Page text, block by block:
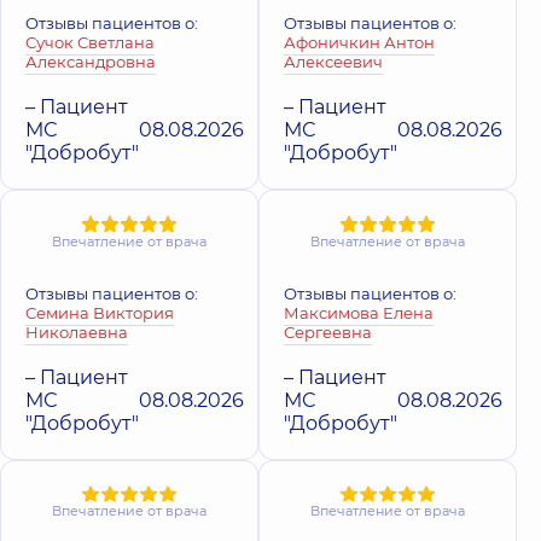
Диденко
Андрей
Григорьевич
Хирург детский;
Ортопед-
травматолог
детский; Хирург,
проктолог,31 лет
опыта
Заремба
Ростиславович
Хирург детский,
лет опыта
Калашников
Ортопед-
травматолог,
Калина Роман
Анатольевич
опыта
Котляров
Алексей
опыта
Отзывы пациентов о:
Сучок Светлана
Александровна
– Пациент
МС
"Добробут"
08.08.2026
Отзывы пациентов о:
Афоничкин Антон
Алексеевич
– Пациент
МС
"Добробут"
08.08.2026
Впечатление от врача
Отзывы пациентов о:
Семина Виктория
Николаевна
– Пациент
МС
"Добробут"
08.08.2026
Впечатление от врача
Отзывы пациентов о:
Максимова Елена
Сергеевна
– Пациент
МС
"Добробут"
08.08.2026
Впечатление от врача Впечатление от врача